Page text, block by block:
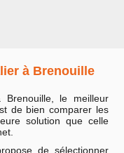
à Brenouille
Brenouille, le meilleur
de bien comparer les
solution que celle
de sélectionner